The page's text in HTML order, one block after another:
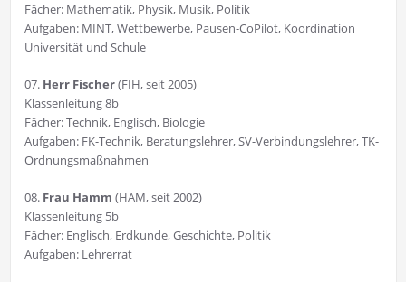
Fächer: Mathematik, Physik, Musik, Politik
Aufgaben: MINT, Wettbewerbe, Pausen-CoPilot, Koordination
Universität und Schule
07. Herr Fischer(FIH, seit 2005)
Klassenleitung 8b
Fächer: Technik, Englisch, Biologie
Aufgaben: FK-Technik, Beratungslehrer, SV-Verbindungslehrer, TK-
Ordnungsmaßnahmen
08. Frau Hamm (HAM, seit 2002)
Klassenleitung 5b
Fächer: Englisch, Erdkunde, Geschichte, Politik
Aufgaben: Lehrerrat